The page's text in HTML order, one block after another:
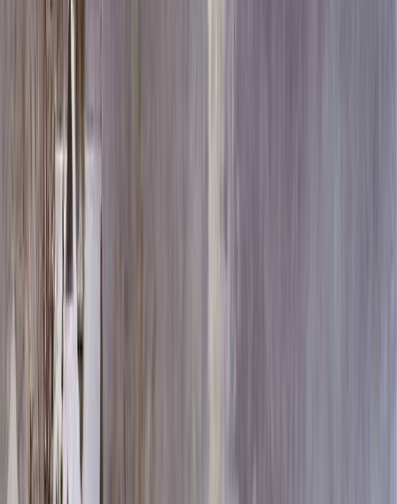
Памятник ММ7169
/Памятники
Быстрый заказ
Памятник ММ7169
Выбор атрибутов
Материалы
Размер
100x50x8 110x15x10*2 90x15x10 14x12x12 14x12x12*2
100x20x15
193 870 ₽
Выбор цветника
Выбор цветника